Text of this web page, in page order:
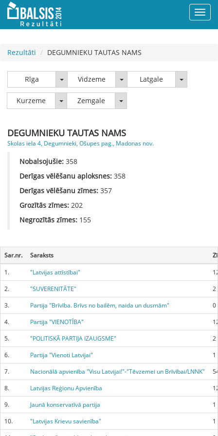
Rezultāti DEGUMNIEKU TAUTAS NAMS
Rīga Rīga Vidzeme VidzemeLatgale Latgale
Kurzeme KurzemeZemgale Zemgale
DEGUMNIEKU TAUTAS NAMS
Skolas iela 4, Degumnieki, Ošupes pag., Madonas nov.
Nobalsojušie: 358
Derīgas vēlēšanu aploksnes: 358
Derīgas vēlēšanu zīmes: 357
Grozītās zīmes: 202
Negrozītās zīmes: 155
Sar.nr. Saraksts
1. "Latvijas attīstībai"
2.
"SUVERENITĀTE"
2
3.
Partija "Brīvība. Brīvs no bailēm, naida un dusmām"
0
4.
Partija "VIENOTĪBA"
5.
"POLITISKĀ PARTIJA IZAUGSME"
2
6.
Partija "Vienoti Latvijai"
1
7.
Nacionālā apvienība "Visu Latvijai!"-"Tēvzemei un Brīvībai/LNNK"
8.
Latvijas Reģionu Apvienība
9.
Jaunā konservatīvā partija
1
10.
"Latvijas Krievu savienība"
1